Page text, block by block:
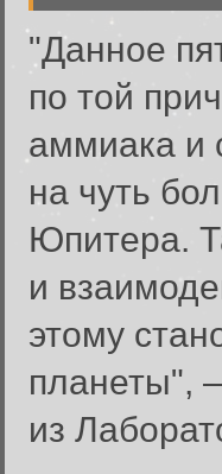
"Данное
по той
аммиака и
на чуть
Юпитера.
и
этому
планеты",
из